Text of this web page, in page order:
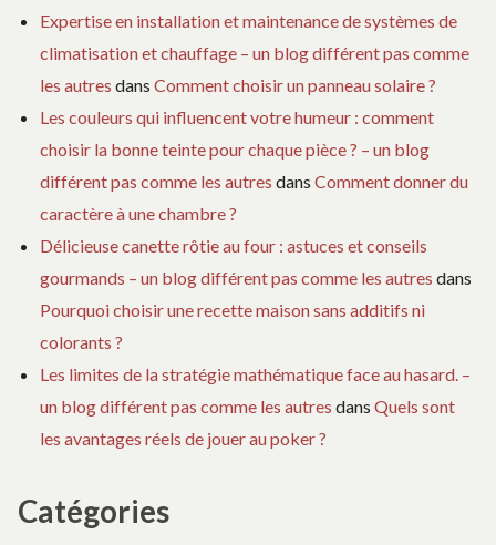
Expertise en installation et maintenance de systèmes de
climatisation et chauffage – un blog différent pas comme
les autres dans Comment choisir un panneau solaire ?
Les couleurs qui influencent votre humeur : comment
choisir la bonne teinte pour chaque pièce ? – un blog
différent pas comme les autres dans Comment donner du
caractère à une chambre ?
Délicieuse canette rôtie au four : astuces et conseils
gourmands – un blog différent pas comme les autres dans
Pourquoi choisir une recette maison sans additifs ni
colorants ?
Les limites de la stratégie mathématique face au hasard. –
un blog différent pas comme les autres dans Quels sont
les avantages réels de jouer au poker ?
Catégories